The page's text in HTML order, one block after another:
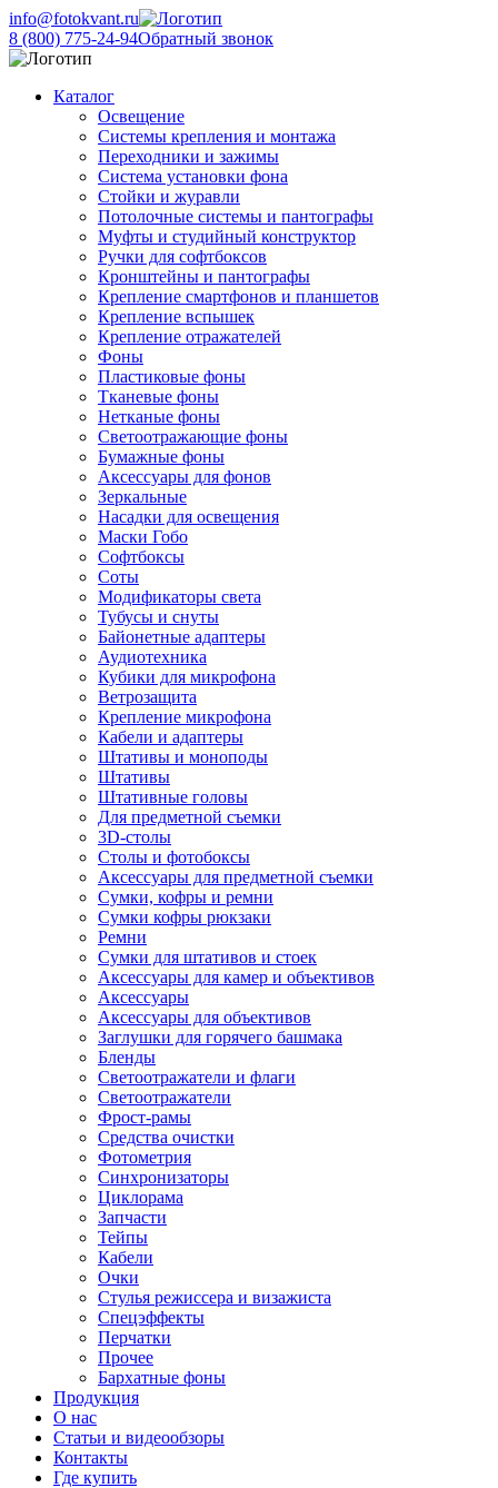
info@fotokvant.ru
8 (800) 775-24-94Обратный звонок
Каталог
Освещение
Системы крепления и монтажа
Переходники и зажимы
Система установки фона
Стойки и журавли
Потолочные системы и пантографы
Муфты и студийный конструктор
Ручки для софтбоксов
Кронштейны и пантографы
Крепление смартфонов и планшетов
Крепление вспышек
Крепление отражателей
Фоны
Пластиковые фоны
Тканевые фоны
Нетканые фоны
Светоотражающие фоны
Бумажные фоны
Аксессуары для фонов
Зеркальные
Насадки для освещения
Маски Гобо
Софтбоксы
Соты
Модификаторы света
Тубусы и снуты
Байонетные адаптеры
Аудиотехника
Кубики для микрофона
Ветрозащита
Крепление микрофона
Кабели и адаптеры
Штативы и моноподы
Штативы
Штативные головы
Для предметной съемки
3D-столы
Столы и фотобоксы
Аксессуары для предметной съемки
Сумки, кофры и ремни
Сумки кофры рюкзаки
Ремни
Сумки для штативов и стоек
Аксессуары для камер и объективов
Аксессуары
Аксессуары для объективов
Заглушки для горячего башмака
Бленды
Светоотражатели и флаги
Светоотражатели
Фрост-рамы
Средства очистки
Фотометрия
Синхронизаторы
Циклорама
Запчасти
Тейпы
Кабели
Очки
Стулья режиссера и визажиста
Спецэффекты
Перчатки
Прочее
Бархатные фоны
Продукция
О нас
Статьи и видеообзоры
Контакты
Где купить